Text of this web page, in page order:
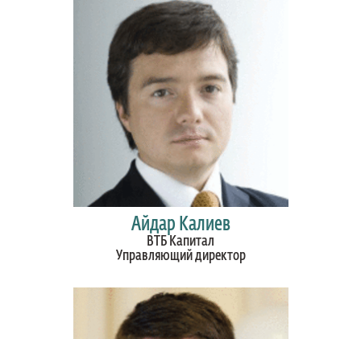
Айдар Калиев
ВТБ Капитал
Управляющий директор